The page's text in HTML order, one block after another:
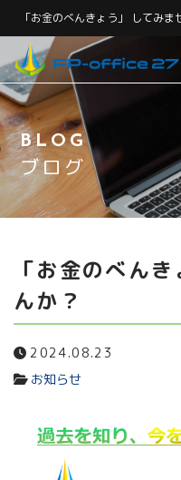
サービス紹介
FPになった理由
当事務所について
代表紹介
アクセス
コンシェルジュの灯（お客
BLOG
ブログ
「お金のべん
んか？
2024.08.23
お知らせ